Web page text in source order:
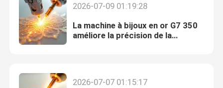
2026-07-09 01:19:28
La machine à bijoux en or G7 350
améliore la précision de la
2026-07-07 01:15:17